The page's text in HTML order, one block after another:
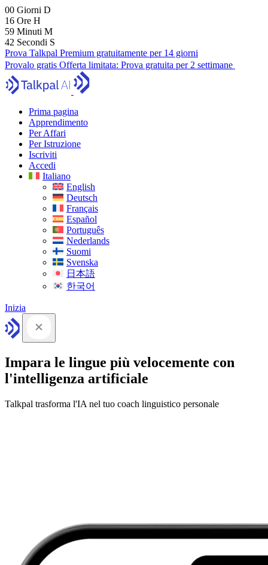
00 Giorni D
16 Ore H
59 Minuti M
40 Secondi S
Prova Talkpal Premium gratuitamente per 14 giorni
Provalo gratis Offerta limitata: Prova gratuita per 2 settimane
Prima pagina
Apprendimento
Per Affari
Per Istruzione
Iscriviti
Accedi
Italiano
English
Deutsch
Français
Español
Português
Nederlands
Suomi
Svenska
日本語
한국어
Inizia
Impara le lingue più velocemente con
l'intelligenza artificiale
Talkpal trasforma l'IA nel tuo coach linguistico personale